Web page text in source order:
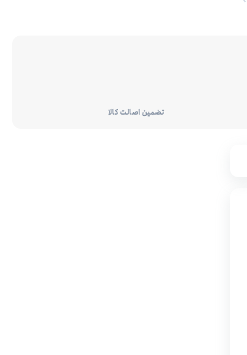
تضمین اصالت کالا